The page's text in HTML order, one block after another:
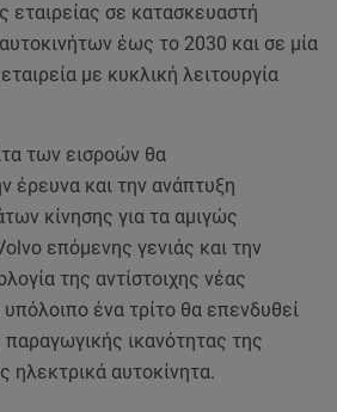
εταιρείας σε κατασκευαστή
έως το 2030 και σε μία
με κυκλική λειτουργία
των εισροών θα
έρευνα και την ανάπτυξη
κίνησης για τα αμιγώς
επόμενης γενιάς και την
της αντίστοιχης νέας
ένα τρίτο θα επενδυθεί
παραγωγικής ικανότητας της
ηλεκτρικά αυτοκίνητα.